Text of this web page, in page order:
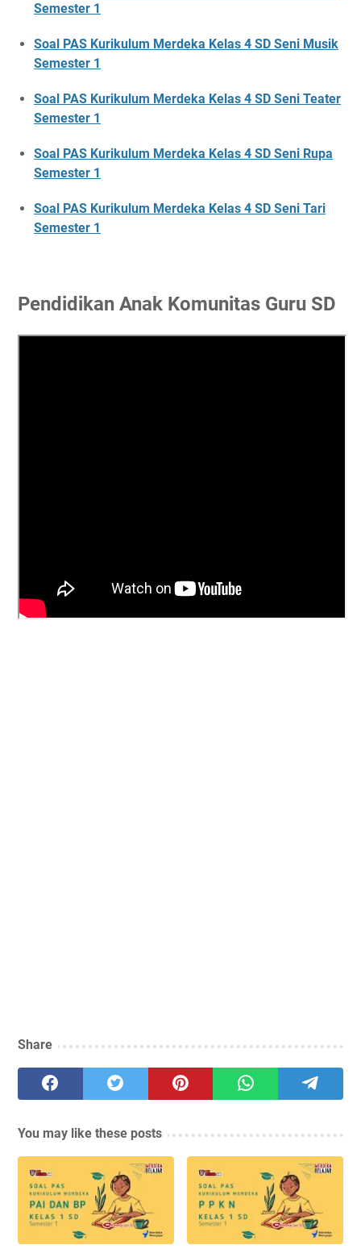
Semester 1
Soal PAS Kurikulum Merdeka Kelas 4 SD Seni Musik
Semester 1
Soal PAS Kurikulum Merdeka Kelas 4 SD Seni Teater
Semester 1
Soal PAS Kurikulum Merdeka Kelas 4 SD Seni Rupa
Semester 1
Soal PAS Kurikulum Merdeka Kelas 4 SD Seni Tari
Semester 1
Pendidikan Anak Komunitas Guru SD
Share
You may like these posts